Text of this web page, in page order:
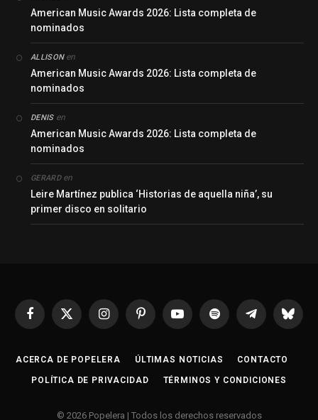
American Music Awards 2026: Lista completa de
nominados
ALLISONen
American Music Awards 2026: Lista completa de
nominados
DENISen
American Music Awards 2026: Lista completa de
nominados
GERARDen
Leire Martínez publica ‘Historias de aquella niña’, su
primer disco en solitario
Facebook
X
InstagramPinterestYouTubeSpotify Telegrama
ACERCA DE POPELERA ÚLTIMAS NOTICIAS CONTACTO
POLÍTICA DE PRIVACIDAD TÉRMINOS Y CONDICIONES
© 2026 Popelera | Todos los derechos reservados